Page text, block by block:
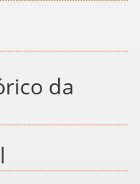
da